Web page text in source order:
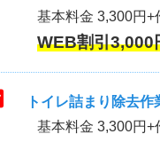
基本料金 3,300円+
WEB割引
トイレ詰まり除去
基本料金 3,300円+